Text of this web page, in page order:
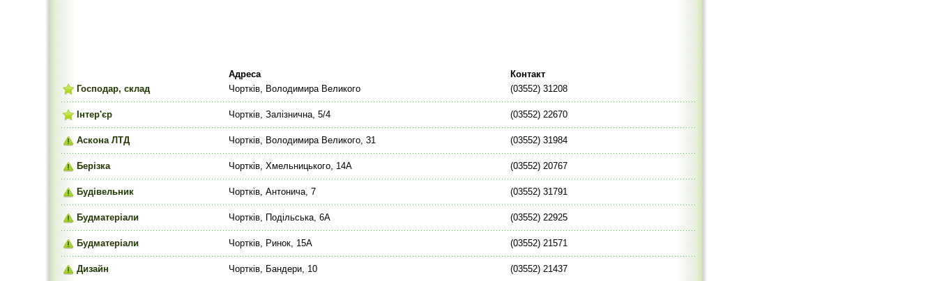
Адреса
Контакт
Господар, склад
Чортків, Володимира Великого (03552) 31208
Інтер'єр Чортків, Залізнична, 5/4 (03552) 22670
Аскона ЛТД Чортків, Володимира Великого, 31 (03552) 31984
Берізка Чортків, Хмельницького, 14А (03552) 20767
Будівельник Чортків, Антонича, 7 (03552) 31791
Будматеріали Чортків, Подільська, 6А (03552) 22925
Будматеріали Чортків, Ринок, 15А (03552) 21571
Дизайн Чортків, Бандери, 10 (03552) 21437